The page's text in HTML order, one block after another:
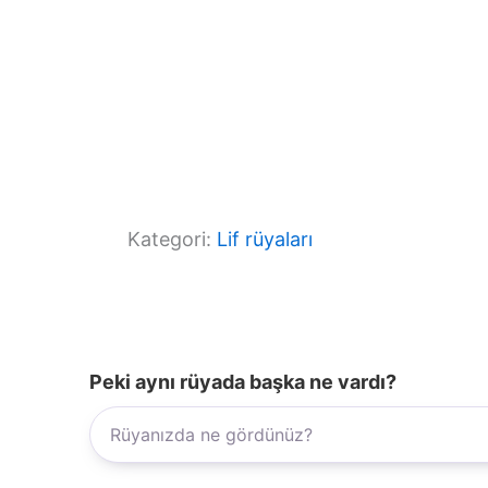
Kategori: Lif rüyaları
Peki aynı rüyada başka ne vardı?